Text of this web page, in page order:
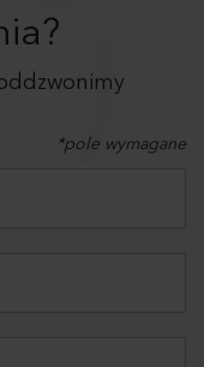
*pole wymagane